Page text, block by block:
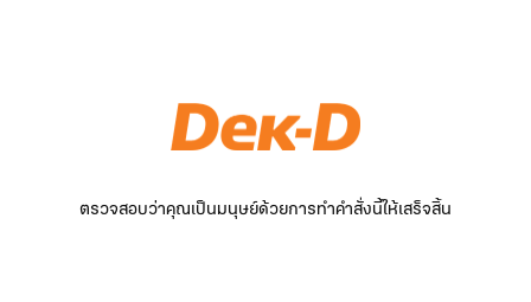
ตรวจสอบว่าคุณเป็นมนุษย์ด้วยการทำคำสั่งนี้ให้เสร็จสิ้น